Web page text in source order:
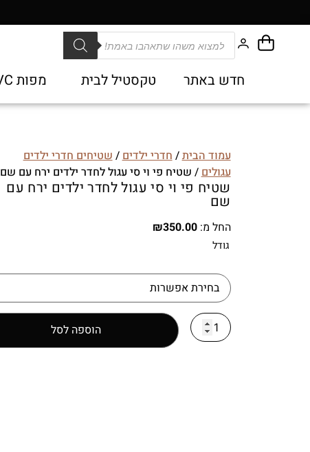
חדש באתר
טקסטיל לבית מפות PVC
עמוד הבית/חדרי ילדים/שטיחים חדרי ילדים
עגולים/ שטיח פי וי סי עגול לחדר ילדים ירח עם שם
שטיח פי וי סי עגול לחדר ילדים ירח עם
שם
החל מ: ₪350.00
גודל
הוספה לסל